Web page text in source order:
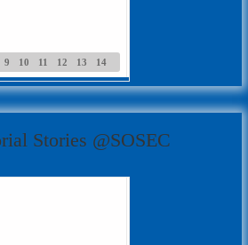
Examination Notice
for Field Officer- Sub
9 10 11 12 13 14
Stories @SOSEC